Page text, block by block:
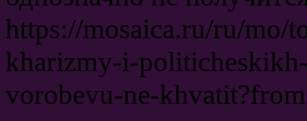
https://mosaica.ru/ru/mo/
kharizmy-i-
vorobevu-ne-